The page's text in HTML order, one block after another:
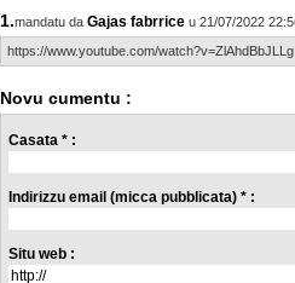
1.mandatu da Gajas fabrrice u 21/07/2022
https://www.youtube.com/watch?v=ZlAhdBbJLLg
Novu cumentu :
Casata * :
Indirizzu email (micca pubblicata) * :
Situ web :